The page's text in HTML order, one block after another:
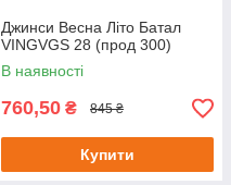
Джинси Весна Літо Батал
VINGVGS 28 (прод 300)
В наявності
760,50 ₴ 845 ₴
Купити